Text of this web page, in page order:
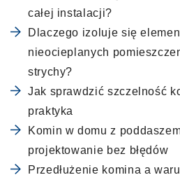
całej instalacji?
Dlaczego izoluje się
nieocieplanych
strychy?
Jak sprawdzić szczelność
praktyka
Komin w domu z
projektowanie bez błędów
Przedłużenie komina a